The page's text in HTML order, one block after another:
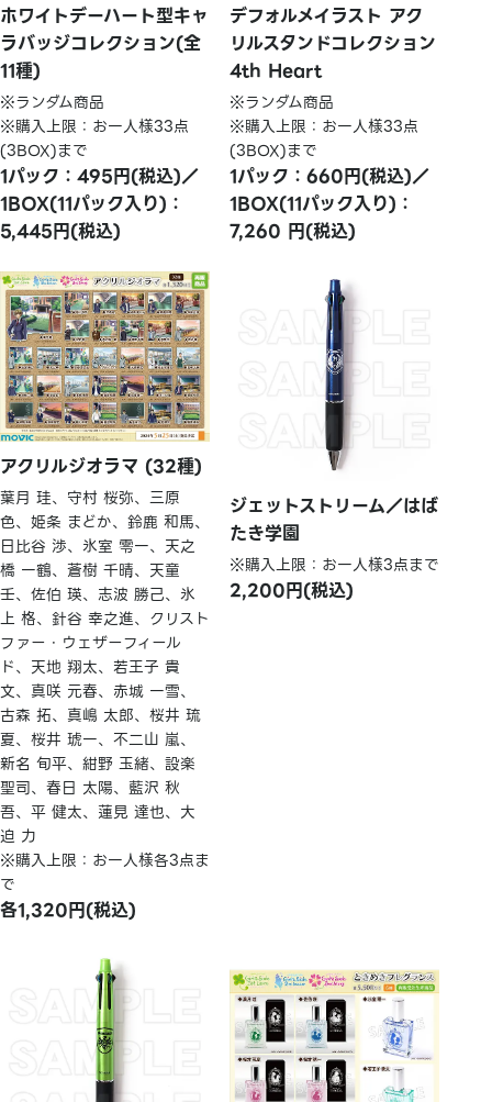
ホワイトデーハート型キャ
ラバッジコレクション(全
11種)
※ランダム商品
※購入上限：お一人様33点
(3BOX)まで
1パック：495円(税込)／
1BOX(11パック入り)：
5,445円(税込)
デフォルメイラスト アク
リルスタンドコレクション
4th Heart
※ランダム商品
※購入上限：お一人様33点
(3BOX)まで
1パック：660円(税込)／
1BOX(11パック入り)：
7,260 円(税込)
アクリルジオラマ (32種)
葉月 珪、守村 桜弥、三原
色、姫条 まどか、鈴鹿 和馬、
日比谷 渉、氷室 零一、天之
橋 一鶴、蒼樹 千晴、天童
壬、佐伯 瑛、志波 勝己、氷
上 格、針谷 幸之進、クリスト
ファー・ウェザーフィール
ド、天地 翔太、若王子 貴
文、真咲 元春、赤城 一雪、
古森 拓、真嶋 太郎、桜井 琉
夏、桜井 琥一、不二山 嵐、
新名 旬平、紺野 玉緒、設楽
聖司、春日 太陽、藍沢 秋
吾、平 健太、蓮見 達也、大
迫 力
※購入上限：お一人様各3点ま
で
各1,320円(税込)
ジェットストリーム／はば
たき学園
※購入上限：お一人様3点まで
2,200円(税込)